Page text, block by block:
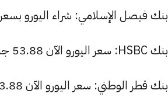
بنك فيصل الإسلامي: شراء اليورو بسعر 53.88 جنيها وبيعه بسعر 54.20 جنيها.
بنك HSBC: سعر اليورو الآن 53.88 جنيها للشراء و 54.23 للبيع.
بنك قطر الوطني: سعر اليورو الآن 53.88 جنيها للشراء و 54.20 للبيع.